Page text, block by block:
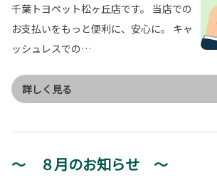
千葉トヨペット松ヶ丘店です。 当店での
お支払いをもっと便利に、安心に。 キャ
ッシュレスでの…
詳しく見る
～ ８月のお知らせ ～